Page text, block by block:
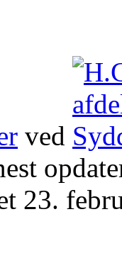
ved
23.